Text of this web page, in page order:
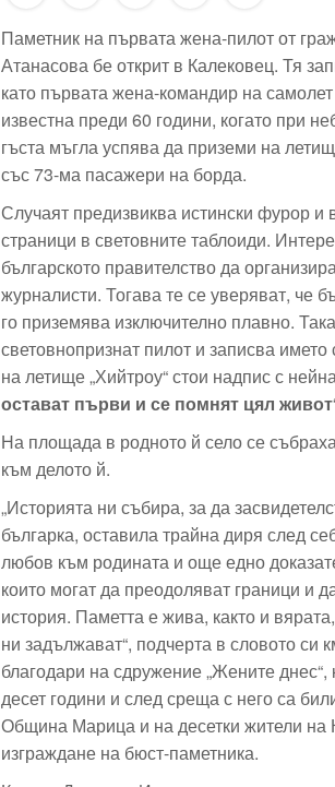
Паметник на първата жена-пилот от
Атанасова бе открит в Калековец. Тя
като първата жена-командир на
известна преди 60 години, когато при
гъста мъгла успява да приземи на
със 73-ма пасажери на борда.
Случаят предизвиква истински фурор
страници в световните таблоиди.
българското правителство да
журналисти. Тогава те се уверяват, че
го приземява изключително плавно.
световнопризнат пилот и записва
на летище „Хийтроу“ стои надпис с
остават първи и се помнят цял живот
На площада в родното й село се
към делото й.
„Историята ни събира, за да
българка, оставила трайна диря след
любов към родината и още едно
които могат да преодоляват граници и
история. Паметта е жива, както и
ни задължават“, подчерта в словото си
благодари на сдружение „Жените
десет години и след среща с него са
Община Марица и на десетки жители на
изграждане на бюст-паметника.